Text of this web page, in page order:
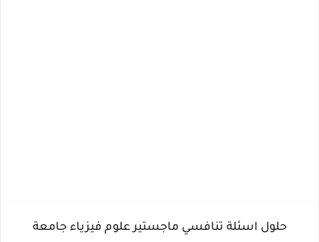
حلول اسئلة تنافسي ماجستير علوم فيزياء جامعة